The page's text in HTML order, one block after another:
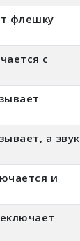
флешку
с
а звук
и